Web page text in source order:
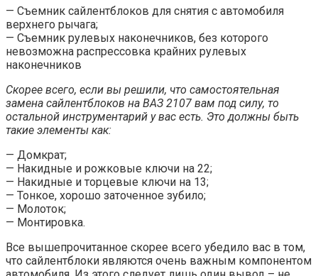
— Съемник сайлентблоков для снятия с автомобиля
верхнего рычага;
— Съемник рулевых наконечников, без которого
невозможна распрессовка крайних рулевых
наконечников
Скорее всего, если вы решили, что самостоятельная
замена сайлентблоков на ВАЗ 2107 вам под силу, то
остальной инструментарий у вас есть. Это должны быть
такие элементы как:
— Домкрат;
— Накидные и рожковые ключи на 22;
— Накидные и торцевые ключи на 13;
— Тонкое, хорошо заточенное зубило;
— Молоток;
— Монтировка.
Все вышепрочитанное скорее всего убедило вас в том,
что сайлентблоки являются очень важным компонентом